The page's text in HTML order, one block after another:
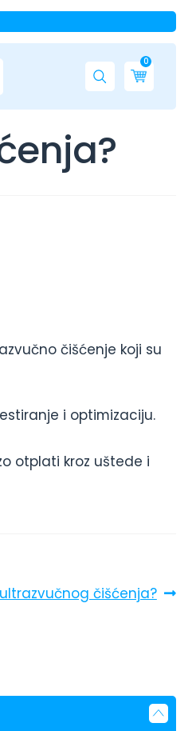
0
čišćenje koji su
i optimizaciju.
otplati kroz uštede i
čišćenja?